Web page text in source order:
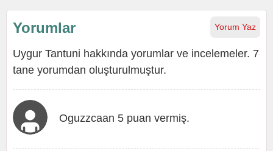
Yorum Yaz
Yorumlar
Uygur Tantuni hakkında yorumlar ve incelemeler. 7
tane yorumdan oluşturulmuştur.
Oguzzcaan 5 puan vermiş.